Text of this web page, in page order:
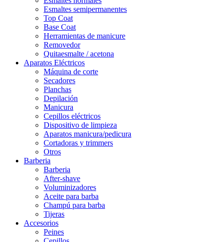
Esmaltes semipermanentes
Top Coat
Base Coat
Herramientas de manicure
Removedor
Quitaesmalte / acetona
Aparatos Eléctricos
Máquina de corte
Secadores
Planchas
Depilación
Manicura
Cepillos eléctricos
Dispositivo de limpieza
Aparatos manicura/pedicura
Cortadoras y trimmers
Otros
Barberia
Barberia
After-shave
Voluminizadores
Aceite para barba
Champú para barba
Tijeras
Accesorios
Peines